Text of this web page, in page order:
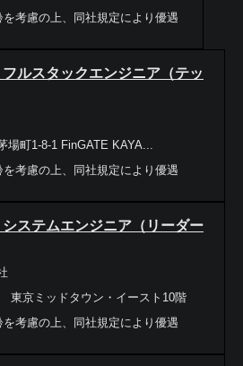
考慮の上、同社規定により優遇
フルスタックエンジニア（テッ
場町1-8-1 FinGATE KAYA...
考慮の上、同社規定により優遇
システムエンジニア（リーダー
東京ミッドタウン・イースト10階
考慮の上、同社規定により優遇